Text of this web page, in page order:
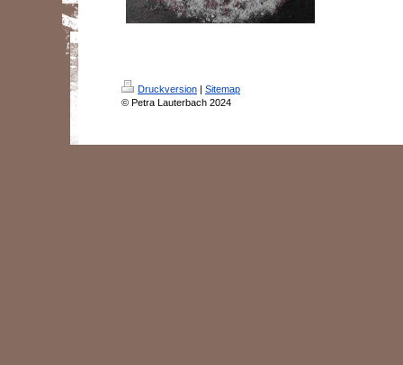
Druckversion | Sitemap
© Petra Lauterbach 2024